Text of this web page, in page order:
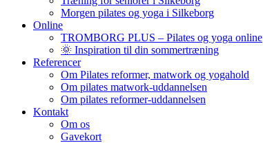
Morgen pilates og yoga i Silkeborg
Online
TROMBORG PLUS – Pilates og yoga online
🌞 Inspiration til din sommertræning
Referencer
Om Pilates reformer, matwork og yogahold
Om pilates matwork-uddannelsen
Om pilates reformer-uddannelsen
Kontakt
Om os
Gavekort